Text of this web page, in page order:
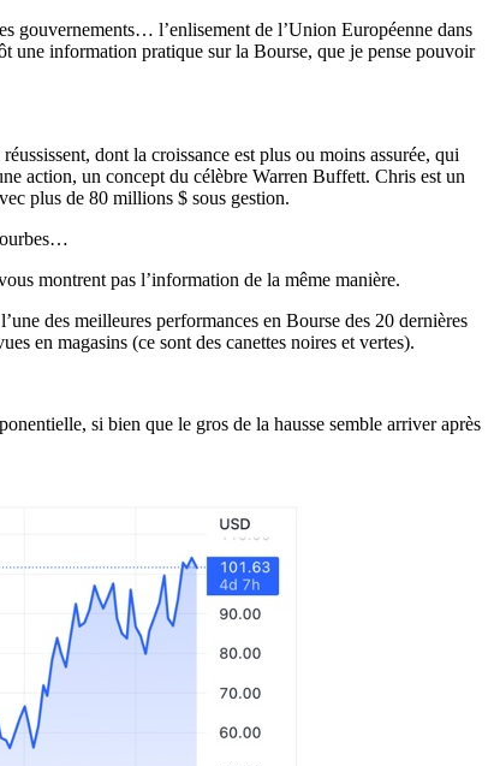
gouvernements… l’enlisement de l’Union Européenne dans
une information pratique sur la Bourse, que je pense pouvoir
dont la croissance est plus ou moins assurée, qui
action, un concept du célèbre Warren Buffett. Chris est un
plus de 80 millions $ sous gestion.
montrent pas l’information de la même manière.
des meilleures performances en Bourse des 20 dernières
en magasins (ce sont des canettes noires et vertes).
si bien que le gros de la hausse semble arriver après